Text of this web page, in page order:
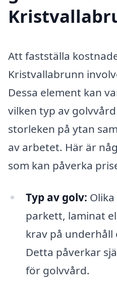
Att fastställa
Kristvallabrunn
Dessa element kan
vilken typ av
storleken på ytan
av arbetet. Här är
som kan påverka
Typ av golv:
parkett, laminat
krav på
Detta påverkar
för golvvård.